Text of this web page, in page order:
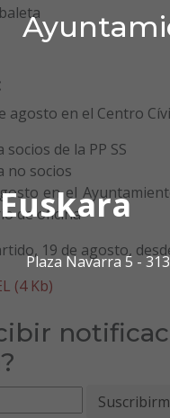
Euskara
Plaza Navarra 5 -
agosto en el Centro
de la PP SS
no socios
en el
de oficina
19 de agosto,
(4 Kb)